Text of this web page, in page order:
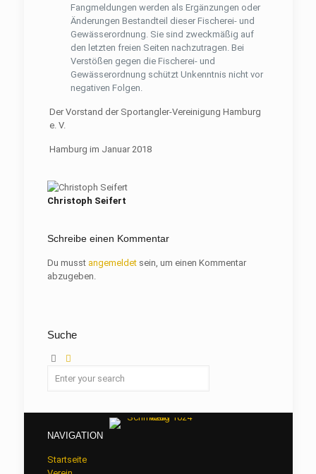
Fangmeldungen werden als Ergänzungen oder
Änderungen Bestandteil dieser Fischerei- und
Gewässerordnung. Sie sind zweckmäßig auf
den letzten freien Seiten nachzutragen. Bei
Verstößen gegen die Fischerei- und
Gewässerordnung schützt Unkenntnis nicht vor
negativen Folgen.
Der Vorstand der Sportangler-Vereinigung Hamburg
e. V.
Hamburg im Januar 2018
Christoph Seifert
Schreibe einen Kommentar
Du musst angemeldetsein, um einen Kommentar
abzugeben.
Suche
NAVIGATION
Startseite